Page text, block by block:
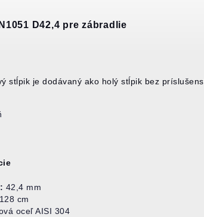
D42,4 pre zábradlie
stĺpik je dodávaný ako holý stĺpik bez
42,4 mm
128 cm
oceľ AISI 304